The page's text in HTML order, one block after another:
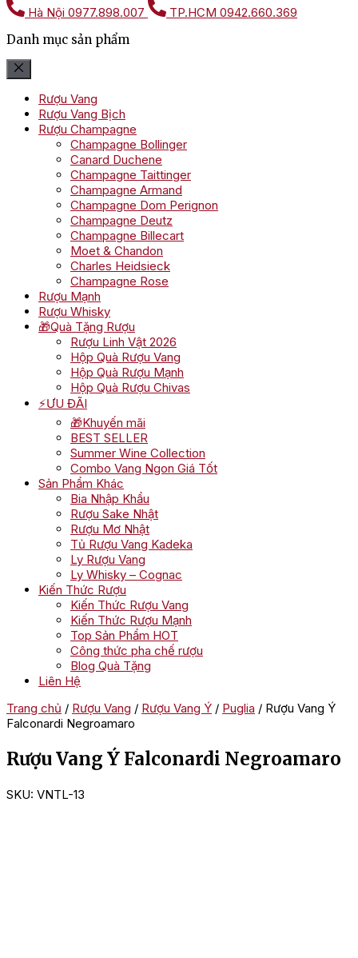
Hà Nội 0977.898.007 TP.HCM 0942.660.369
Danh mục sản phẩm
Rượu Vang
Rượu Vang Bịch
Rượu Champagne
Champagne Bollinger
Canard Duchene
Champagne Taittinger
Champagne Armand
Champagne Dom Perignon
Champagne Deutz
Champagne Billecart
Moet & Chandon
Charles Heidsieck
Champagne Rose
Rượu Mạnh
Rượu Whisky
🎁Quà Tặng Rượu
Rượu Linh Vật 2026
Hộp Quà Rượu Vang
Hộp Quà Rượu Mạnh
Hộp Quà Rượu Chivas
⚡ƯU ĐÃI
🎁Khuyến mãi
BEST SELLER
Summer Wine Collection
Combo Vang Ngon Giá Tốt
Sản Phẩm Khác
Bia Nhập Khẩu
Rượu Sake Nhật
Rượu Mơ Nhật
Tủ Rượu Vang Kadeka
Ly Rượu Vang
Ly Whisky – Cognac
Kiến Thức Rượu
Kiến Thức Rượu Vang
Kiến Thức Rượu Mạnh
Top Sản Phẩm HOT
Công thức pha chế rượu
Blog Quà Tặng
Liên Hệ
Trang chủ / Rượu Vang / Rượu Vang Ý / Puglia / Rượu Vang Ý
Falconardi Negroamaro
Rượu Vang Ý Falconardi Negroamaro
SKU: VNTL-13